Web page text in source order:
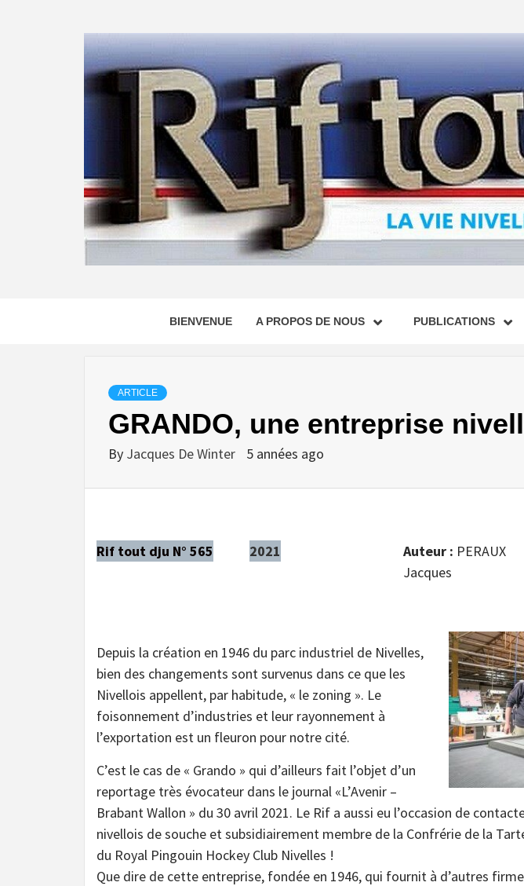
BIENVENUE A PROPOS DE NOUS PUBLICATIONS
ARTICLE
GRANDO, une entreprise
By Jacques De Winter 5 années ago
Rif tout dju N° 565 2021 Auteur : PERAUX
Jacques
Depuis la création en 1946 du parc industriel de Nivelles,
bien des changements sont survenus dans ce que les
Nivellois appellent, par habitude, « le zoning ». Le
foisonnement d’industries et leur rayonnement à
l’exportation est un fleuron pour notre cité.
C’est le cas de « Grando » qui d’ailleurs fait l’objet d’un
reportage très évocateur dans le journal «L’Avenir –
Brabant Wallon » du 30 avril 2021. Le Rif a aussi eu l’occasion de
nivellois de souche et subsidiairement membre de la Confrérie de la
du Royal Pingouin Hockey Club Nivelles !
Que dire de cette entreprise, fondée en 1946, qui fournit à d’autres